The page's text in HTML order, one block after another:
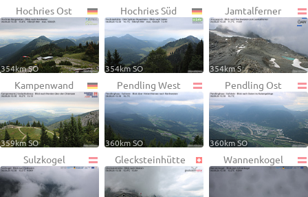
Hochries Ost
354km SO
Hochries Süd
354km SO
Jamtalferner
354km S
Kampenwand
359km SO
Pendling West
360km SO
Pendling Ost
360km SO
Sulzkogel Glecksteinhütte Wannenkogel